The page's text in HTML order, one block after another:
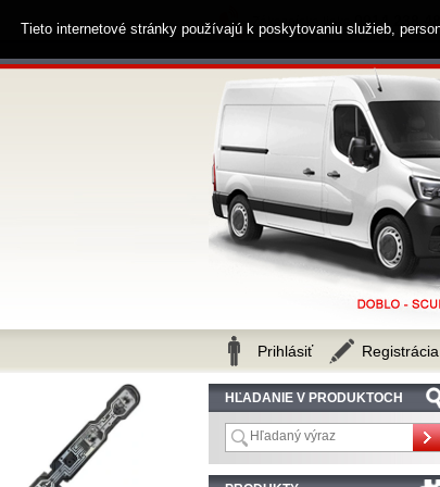
HĽADANIE V PRODUKTOCH
Zákaznícka linka 0914 238 482
Prihlásiť Registrácia
Tieto internetové stránky používajú k poskytovaniu služieb,